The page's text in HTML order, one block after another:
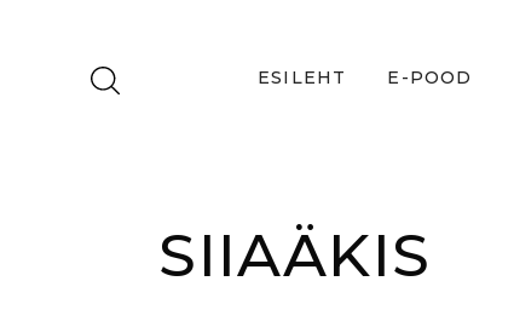
ESILEHT E-POOD
SIIAÄKIS